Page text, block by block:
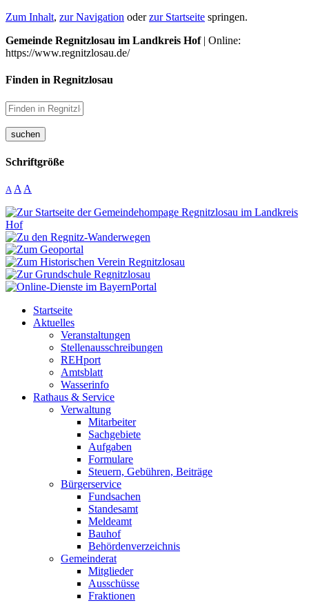
Zum Inhalt, zur Navigation oderzur Startseite springen.
Gemeinde Regnitzlosau im Landkreis Hof| Online:
https://www.regnitzlosau.de/
Finden in Regnitzlosau
suchen
Schriftgröße
A A A
Startseite
Aktuelles
Veranstaltungen
Stellenausschreibungen
REHport
Amtsblatt
Wasserinfo
Rathaus & Service
Verwaltung
Mitarbeiter
Sachgebiete
Aufgaben
Formulare
Steuern, Gebühren, Beiträge
Bürgerservice
Fundsachen
Standesamt
Meldeamt
Bauhof
Behördenverzeichnis
Gemeinderat
Mitglieder
Ausschüsse
Fraktionen